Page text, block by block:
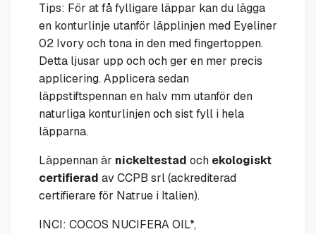
Tips: För at få fylligare läppar kan du lägga
en konturlinje utanför läpplinjen med Eyeliner
02 Ivory och tona in den med fingertoppen.
Detta ljusar upp och och ger en mer precis
applicering. Applicera sedan
läppstiftspennan en halv mm utanför den
naturliga konturlinjen och sist fyll i hela
läpparna.
Läppennan är nickeltestad och ekologiskt
certifierad av CCPB srl (ackrediterad
certifierare för Natrue i Italien).
INCI: COCOS NUCIFERA OIL*,